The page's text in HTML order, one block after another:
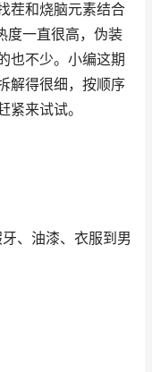
茬和烧脑元素结合
度一直很高，伪装
也不少。小编这期
解得很细，按顺序
来试试。
、油漆、衣服到男